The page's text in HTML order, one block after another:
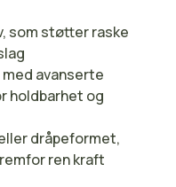
som støtter raske
avanserte
holdbarhet og
dråpeformet,
ren kraft